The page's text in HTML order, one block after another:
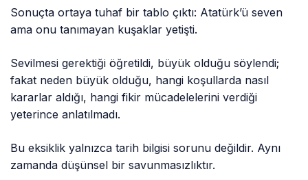
Sonuçta ortaya tuhaf bir tablo çıktı: Atatürk’ü seven
ama onu tanımayan kuşaklar yetişti.
Sevilmesi gerektiği öğretildi, büyük olduğu söylendi;
fakat neden büyük olduğu, hangi koşullarda nasıl
kararlar aldığı, hangi fikir mücadelelerini verdiği
yeterince anlatılmadı.
Bu eksiklik yalnızca tarih bilgisi sorunu değildir. Aynı
zamanda düşünsel bir savunmasızlıktır.